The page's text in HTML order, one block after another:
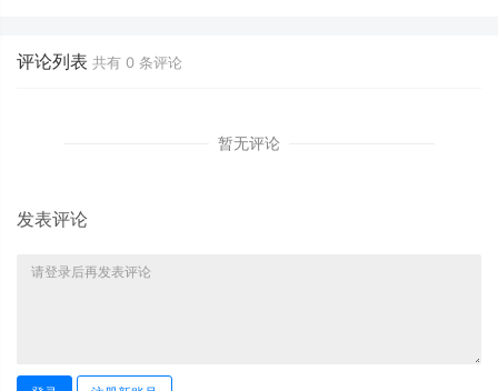
评论列表 共有 0 条评论
暂无评论
发表评论